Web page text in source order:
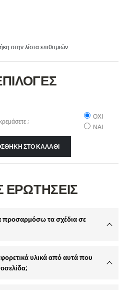
στην λίστα επιθυμιών
;
ΟΧΙ
ΝΑΙ
ΣΤΟ ΚΑΛΆΘΙ
ΕΡΩΤΗΣΕΙΣ
προσαρμόσω τα σχέδια σε
υλικά από αυτά που